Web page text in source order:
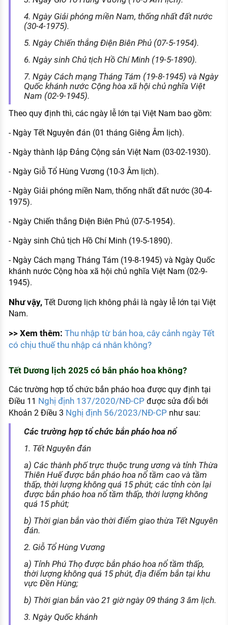
4. Ngày Giải phóng miền Nam, thống nhất đất nước
(30-4-1975).
5. Ngày Chiến thắng Điện Biên Phủ (07-5-1954).
6. Ngày sinh Chủ tịch Hồ Chí Minh (19-5-1890).
7. Ngày Cách mạng Tháng Tám (19-8-1945) và Ngày
Quốc khánh nước Cộng hòa xã hội chủ nghĩa Việt
Nam (02-9-1945).
Theo quy định thì, các ngày lễ lớn tại Việt Nam bao gồm:
- Ngày Tết Nguyên đán (01 tháng Giêng Âm lịch).
- Ngày thành lập Đảng Cộng sản Việt Nam (03-02-1930).
- Ngày Giỗ Tổ Hùng Vương (10-3 Âm lịch).
- Ngày Giải phóng miền Nam, thống nhất đất nước (30-4-
1975).
- Ngày Chiến thắng Điện Biên Phủ (07-5-1954).
- Ngày sinh Chủ tịch Hồ Chí Minh (19-5-1890).
- Ngày Cách mạng Tháng Tám (19-8-1945) và Ngày Quốc
khánh nước Cộng hòa xã hội chủ nghĩa Việt Nam (02-9-
1945).
Như vậy,Tết Dương lịch không phải là ngày lễ lớn tại Việt
Nam.
>> Xem thêm: Thu nhập từ bán hoa, cây cảnh ngày Tết
có chịu thuế thu nhập cá nhân không?
Tết Dương lịch 2025 có bắn pháo hoa không?
Các trường hợp tổ chức bắn pháo hoa được quy định tại
Điều 11 Nghị định 137/2020/NĐ-CP được sửa đổi bởi
Khoản 2 Điều 3 Nghị định 56/2023/NĐ-CP như sau:
Các trường hợp tổ chức bắn pháo hoa nổ
1. Tết Nguyên đán
a) Các thành phố trực thuộc trung ương và tỉnh Thừa
Thiên Huế được bắn pháo hoa nổ tầm cao và tầm
thấp, thời lượng không quá 15 phút; các tỉnh còn lại
được bắn pháo hoa nổ tầm thấp, thời lượng không
quá 15 phút;
b) Thời gian bắn vào thời điểm giao thừa Tết Nguyên
đán.
2. Giỗ Tổ Hùng Vương
a) Tỉnh Phú Thọ được bắn pháo hoa nổ tầm thấp,
thời lượng không quá 15 phút, địa điểm bắn tại khu
vực Đền Hùng;
b) Thời gian bắn vào 21 giờ ngày 09 tháng 3 âm lịch.
3. Ngày Quốc khánh